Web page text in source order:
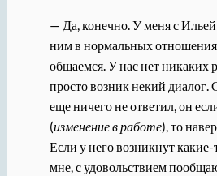
— Да, конечно. У меня с
ним в нормальных
общаемся. У нас нет никаких
просто возник некий диалог.
еще ничего не ответил, он
(изменение в работе), то
Если у него возникнут
мне, с удовольствием